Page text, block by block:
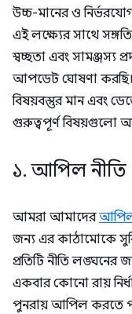
উচ্চ-মানের ও
এই লক্ষ্যের সাথে
স্বচ্ছতা এবং সামঞ্জস্য
আপডেট ঘোষণা
বিষয়বস্তুর মান এবং
গুরুত্বপূর্ণ বিষয়গুলো
১. আপিল নীতি
আমরা আমাদেরআপিল
জন্য এর কাঠামোকে
প্রতিটি নীতি
একবার কোনো রায়
পুনরায় আপিল করতে